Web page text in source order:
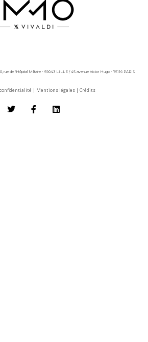
rue de l'Hôpital Militaire - 59043 LILLE / 45 avenue Victor Hugo - 75116 PARIS
| Mentions légales | Crédits